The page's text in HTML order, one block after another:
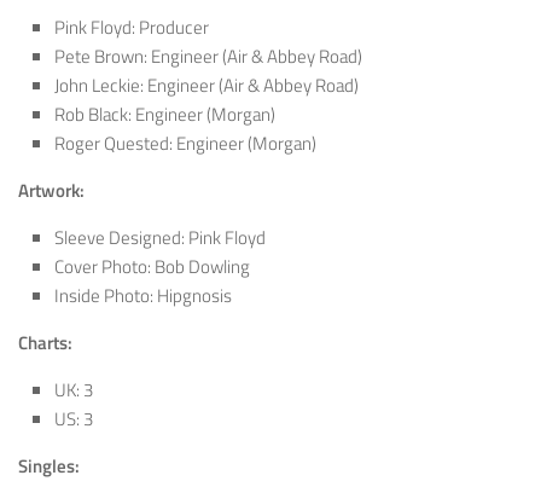
Pink Floyd: Producer
Pete Brown: Engineer (Air & Abbey Road)
John Leckie: Engineer (Air & Abbey Road)
Rob Black: Engineer (Morgan)
Roger Quested: Engineer (Morgan)
Artwork:
Sleeve Designed: Pink Floyd
Cover Photo: Bob Dowling
Inside Photo: Hipgnosis
Charts:
UK: 3
US: 3
Singles: